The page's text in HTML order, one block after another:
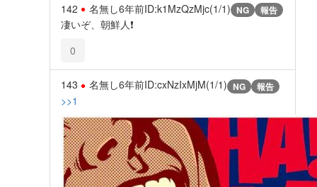
142 名無し6年前ID:k1MzQzMjc(1/1) NG 報告
凄いぞ、朝鮮人❗
0
143 名無し6年前ID:cxNzIxMjM(1/1) NG 報告
>>1